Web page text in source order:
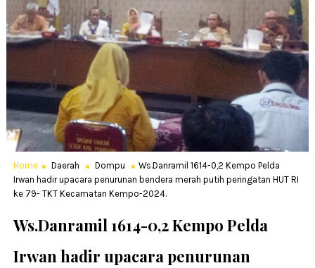
Home Daerah Dompu
Ws.Danramil 1614-0,2 Kempo Pelda
Irwan hadir upacara penurunan bendera merah putih peringatan HUT RI
ke 79- TKT Kecamatan Kempo-2024.
Ws.Danramil 1614-0,2 Kempo Pelda
Irwan hadir upacara penurunan